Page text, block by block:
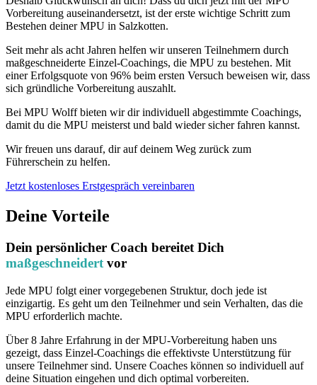
Vorbereitung auseinandersetzt, ist der erste wichtige Schritt zum
Bestehen deiner MPU in Salzkotten.
Seit mehr als acht Jahren helfen wir unseren Teilnehmern durch
maßgeschneiderte Einzel-Coachings, die MPU zu bestehen. Mit
einer Erfolgsquote von 96% beim ersten Versuch beweisen wir, dass
sich gründliche Vorbereitung auszahlt.
Bei MPU Wolff bieten wir dir individuell abgestimmte Coachings,
damit du die MPU meisterst und bald wieder sicher fahren kannst.
Wir freuen uns darauf, dir auf deinem Weg zurück zum
Führerschein zu helfen.
Jetzt kostenloses Erstgespräch vereinbaren
Deine Vorteile
Dein persönlicher Coach bereitet Dich
maßgeschneidertvor
Jede MPU folgt einer vorgegebenen Struktur, doch jede ist
einzigartig. Es geht um den Teilnehmer und sein Verhalten, das die
MPU erforderlich machte.
Über 8 Jahre Erfahrung in der MPU-Vorbereitung haben uns
gezeigt, dass Einzel-Coachings die effektivste Unterstützung für
unsere Teilnehmer sind. Unsere Coaches können so individuell auf
deine Situation eingehen und dich optimal vorbereiten.